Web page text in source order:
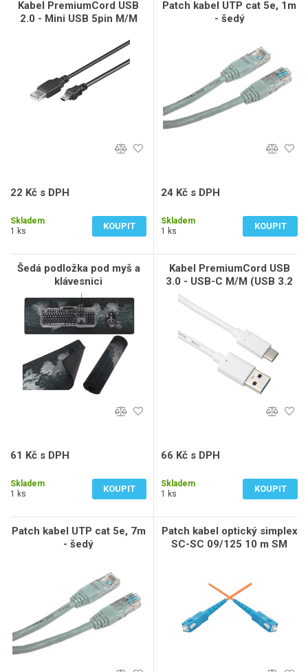
Kabel PremiumCord USB
2.0 - Mini USB 5pin M/M
22 Kč s DPH
Skladem
1 ks
KOUPIT
Patch kabel UTP cat 5e, 1m
- šedý
24 Kč s DPH
Skladem
1 ks
KOUPIT
Šedá podložka pod myš a
klávesnici
61 Kč s DPH
Skladem
1 ks
KOUPIT
Kabel PremiumCord USB
3.0 - USB-C M/M (USB 3.2
generation 2, 3A, 10Gbit/s)
66 Kč s DPH
Skladem
1 ks
KOUPIT
Patch kabel UTP cat 5e, 7m
- šedý
Patch kabel optický simplex
SC-SC 09/125 10 m SM